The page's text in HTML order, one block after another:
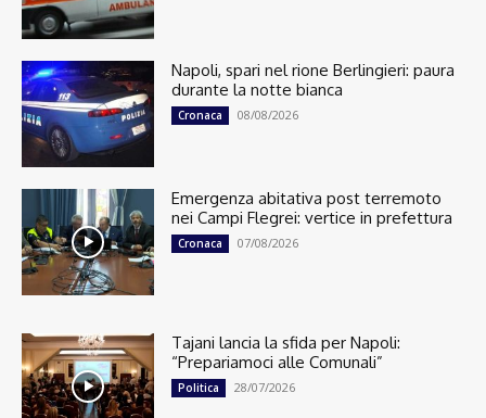
Napoli, spari nel rione Berlingieri: paura
durante la notte bianca
Cronaca 08/08/2026
Emergenza abitativa post terremoto
nei Campi Flegrei: vertice in prefettura
Cronaca 07/08/2026
Tajani lancia la sfida per Napoli:
“Prepariamoci alle Comunali”
Politica 28/07/2026